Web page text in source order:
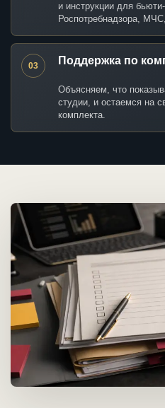
и инструкции для
Роспотребнадзора,
03 Поддержка по
Объясняем, что
студии, и остаемся на
комплекта.